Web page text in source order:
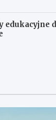
edukacyjne